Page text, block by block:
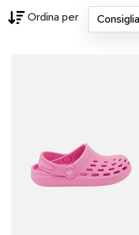
OUTLET
Ordina per